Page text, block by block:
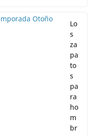
Lo
s
za
pa
to
s
pa
ra